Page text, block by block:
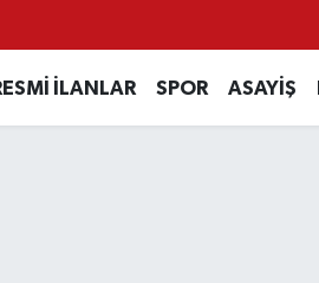
İLANLAR SPOR ASAYİŞ